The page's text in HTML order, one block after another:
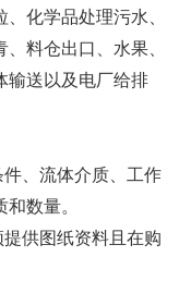
化学品处理污水、
料仓出口、水果、
输送以及电厂给排
、流体介质、工作
数量。
供图纸资料且在购